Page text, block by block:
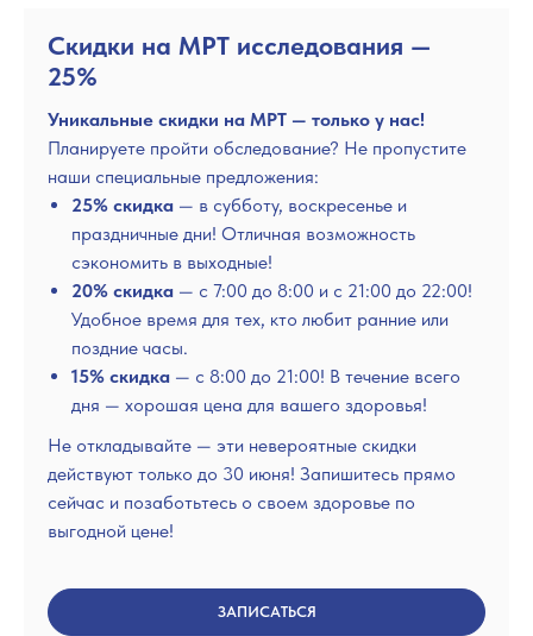
Скидки на МРТ исследования —
25%
Уникальные скидки на МРТ — только у нас!
Планируете пройти обследование? Не пропустите
наши специальные предложения:
25% скидка — в субботу, воскресенье и
праздничные дни! Отличная возможность
сэкономить в выходные!
20% скидка — с 7:00 до 8:00 и с 21:00 до 22:00!
Удобное время для тех, кто любит ранние или
поздние часы.
15% скидка — с 8:00 до 21:00! В течение всего
дня — хорошая цена для вашего здоровья!
Не откладывайте — эти невероятные скидки
действуют только до 30 июня! Запишитесь прямо
сейчас и позаботьтесь о своем здоровье по
выгодной цене!
ЗАПИСАТЬСЯ